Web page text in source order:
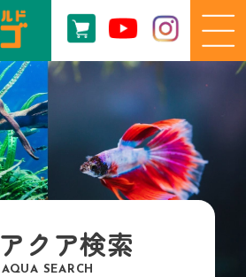
アクア検索
AQUA SEARCH